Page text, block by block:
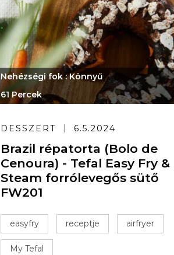
Nehézségi fok : Könnyű
61 Percek
DESSZERT 6.5.2024
Brazil répatorta (Bolo de
Cenoura) - Tefal Easy Fry &
Steam forrólevegős sütő
FW201
easyfry receptje airfryer
My Tefal